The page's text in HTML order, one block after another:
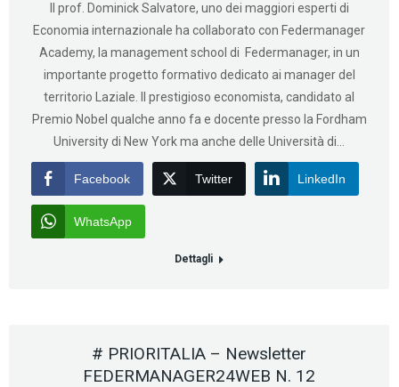
Il prof. Dominick Salvatore, uno dei maggiori esperti di
Economia internazionale ha collaborato con Federmanager
Academy, la management school di Federmanager, in un
importante progetto formativo dedicato ai manager del
territorio Laziale. Il prestigioso economista, candidato al
Premio Nobel qualche anno fa e docente presso la Fordham
University di New York ma anche delle Università di…
Facebook Twitter LinkedIn
WhatsApp
Dettagli
# PRIORITALIA – Newsletter
FEDERMANAGER24WEB N. 12